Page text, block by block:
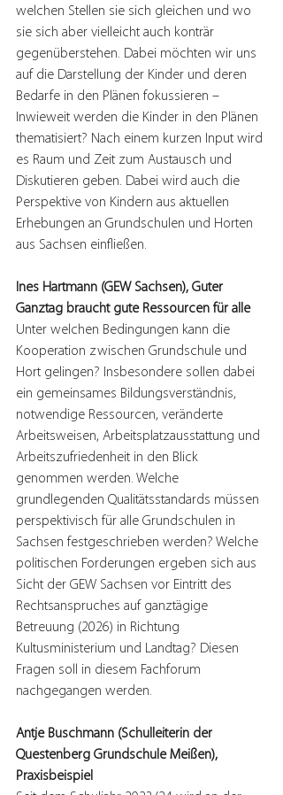
welchen Stellen sie sich gleichen und wo
sie sich aber vielleicht auch konträr
gegenüberstehen. Dabei möchten wir uns
auf die Darstellung der Kinder und deren
Bedarfe in den Plänen fokussieren –
Inwieweit werden die Kinder in den Plänen
thematisiert? Nach einem kurzen Input wird
es Raum und Zeit zum Austausch und
Diskutieren geben. Dabei wird auch die
Perspektive von Kindern aus aktuellen
Erhebungen an Grundschulen und Horten
aus Sachsen einfließen.
Ines Hartmann (GEW Sachsen), Guter
Ganztag braucht gute Ressourcen für alle
Unter welchen Bedingungen kann die
Kooperation zwischen Grundschule und
Hort gelingen? Insbesondere sollen dabei
ein gemeinsames Bildungsverständnis,
notwendige Ressourcen, veränderte
Arbeitsweisen, Arbeitsplatzausstattung und
Arbeitszufriedenheit in den Blick
genommen werden. Welche
grundlegenden Qualitätsstandards müssen
perspektivisch für alle Grundschulen in
Sachsen festgeschrieben werden? Welche
politischen Forderungen ergeben sich aus
Sicht der GEW Sachsen vor Eintritt des
Rechtsanspruches auf ganztägige
Betreuung (2026) in Richtung
Kultusministerium und Landtag? Diesen
Fragen soll in diesem Fachforum
nachgegangen werden.
Antje Buschmann (Schulleiterin der
Questenberg Grundschule Meißen),
Praxisbeispiel